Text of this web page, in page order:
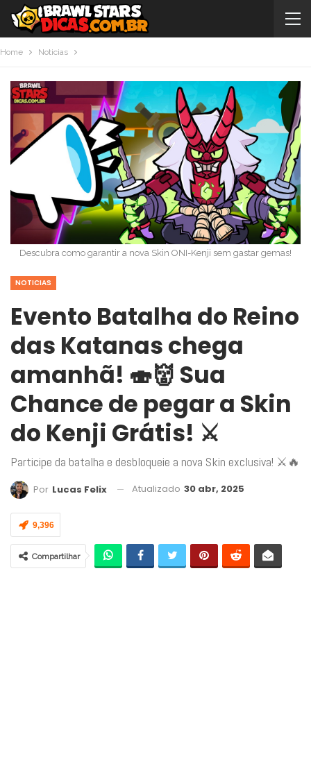
Home Noticias
Descubra como garantir a nova Skin ONI-Kenji sem gastar gemas!
NOTICIAS
Evento Batalha do Reino
das Katanas chega
amanhã! 🍣👹 Sua
Chance de pegar a Skin
do Kenji Grátis! ⚔️
Participe da batalha e desbloqueie a nova Skin exclusiva! ⚔️🔥
Por Lucas Felix Atualizado 30 abr, 2025
9,396
Compartilhar